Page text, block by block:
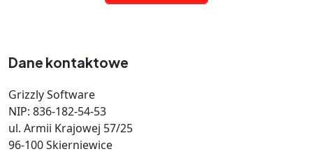
Dane kontaktowe
Grizzly Software
NIP: 836-182-54-53
ul. Armii Krajowej 57/25
96-100 Skierniewice